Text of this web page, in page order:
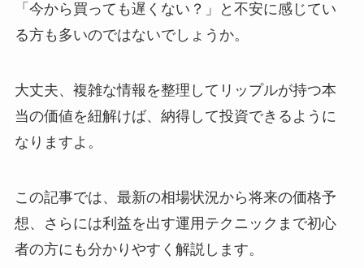
「今から買っても遅くない？」と不安に感じてい
る方も多いのではないでしょうか。
大丈夫、複雑な情報を整理してリップルが持つ本
当の価値を紐解けば、納得して投資できるように
なりますよ。
この記事では、最新の相場状況から将来の価格予
想、さらには利益を出す運用テクニックまで初心
者の方にも分かりやすく解説します。